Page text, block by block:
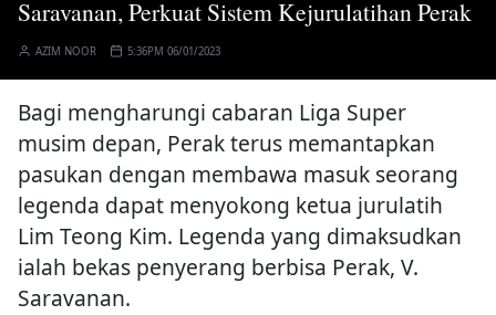
Saravanan, Perkuat Sistem Kejurulatihan Perak
AZIM NOOR 5:36PM 06/01/2023
Bagi mengharungi cabaran Liga Super
musim depan, Perak terus memantapkan
pasukan dengan membawa masuk seorang
legenda dapat menyokong ketua jurulatih
Lim Teong Kim. Legenda yang dimaksudkan
ialah bekas penyerang berbisa Perak, V.
Saravanan.